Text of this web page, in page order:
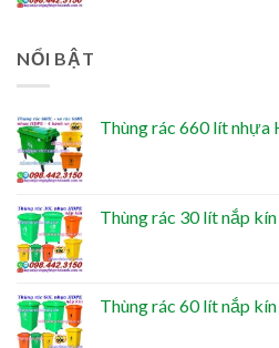
NỔI BẬT
Thùng rác 660 lít nhựa
Thùng rác 30 lít nắp
Thùng rác 60 lít nắp